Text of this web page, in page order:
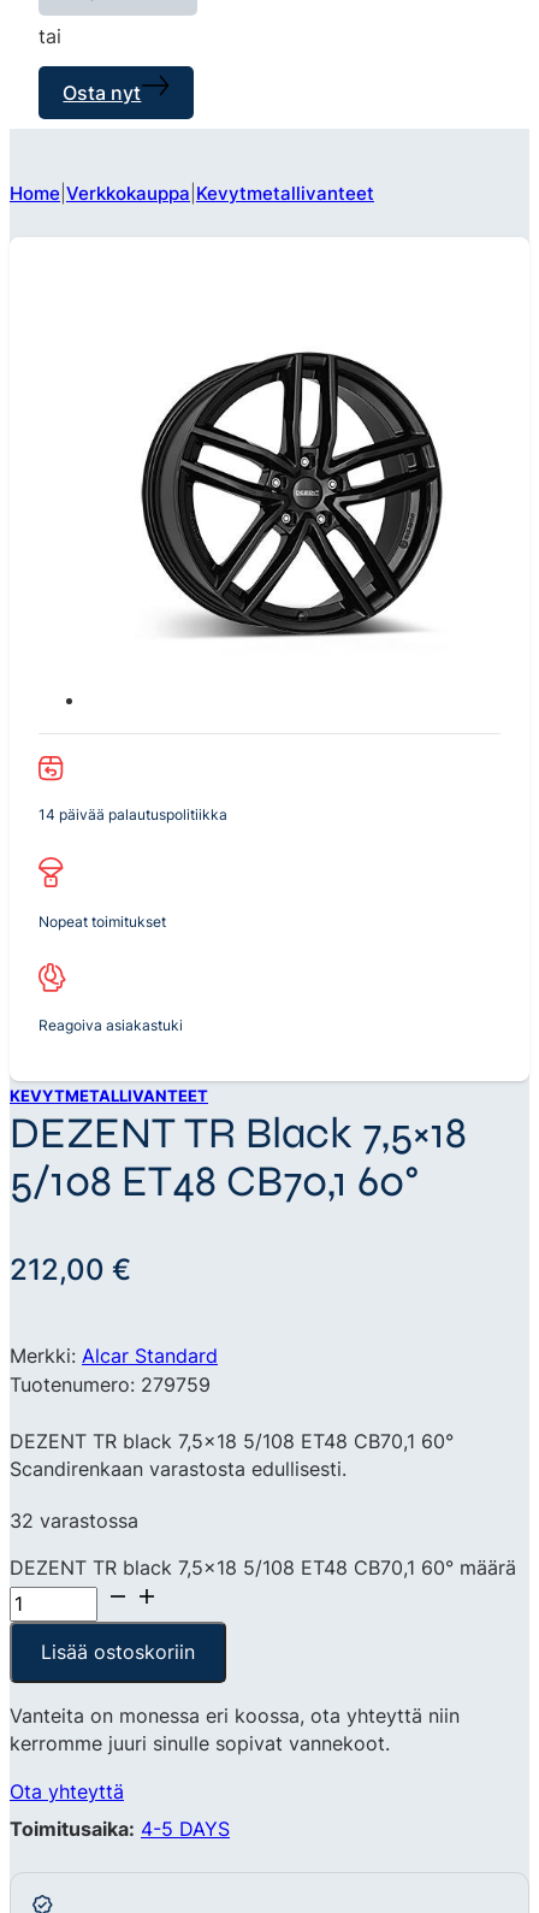
tai
Osta nyt
Home Verkkokauppa Kevytmetallivanteet
14 päivää palautuspolitiikka
Nopeat toimitukset
Reagoiva asiakastuki
KEVYTMETALLIVANTEET
DEZENT TR Black 7,5×18
5/108 ET48 CB70,1 60°
212,00 €
Merkki: Alcar Standard
Tuotenumero: 279759
DEZENT TR black 7,5×18 5/108 ET48 CB70,1 60°
Scandirenkaan varastosta edullisesti.
32 varastossa
DEZENT TR black 7,5x18 5/108 ET48 CB70,1 60° määrä
Lisää ostoskoriin
Vanteita on monessa eri koossa, ota yhteyttä niin
kerromme juuri sinulle sopivat vannekoot.
Ota yhteyttä
Toimitusaika: 4-5 DAYS